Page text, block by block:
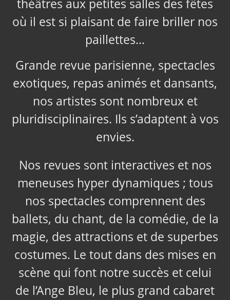
théâtres aux petites salles des fêtes
où il est si plaisant de faire briller nos
paillettes…
Grande revue parisienne, spectacles
exotiques, repas animés et dansants,
nos artistes sont nombreux et
pluridisciplinaires. Ils s’adaptent à vos
envies.
Nos revues sont interactives et nos
meneuses hyper dynamiques ; tous
nos spectacles comprennent des
ballets, du chant, de la comédie, de la
magie, des attractions et de superbes
costumes. Le tout dans des mises en
scène qui font notre succès et celui
de l’Ange Bleu, le plus grand cabaret